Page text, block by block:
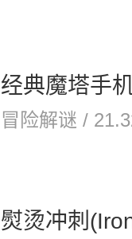
经典魔塔手
冒险解谜 /
熨烫冲刺